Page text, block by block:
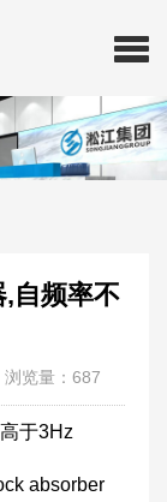
,自频率不
浏览量：687
于3Hz
absorber